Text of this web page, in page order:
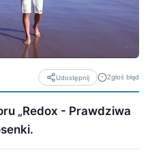
Udostępnij Zgłoś błąd
„Redox - Prawdziwa